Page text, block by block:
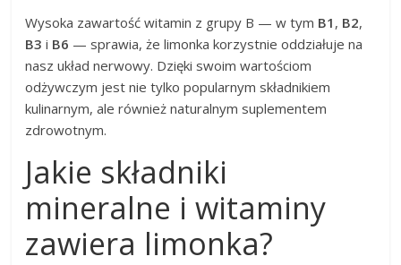
Wysoka zawartość witamin z grupy B — w tym B1 , B2,
B3 i B6 — sprawia, że limonka korzystnie oddziałuje na
nasz układ nerwowy. Dzięki swoim wartościom
odżywczym jest nie tylko popularnym składnikiem
kulinarnym, ale również naturalnym suplementem
zdrowotnym.
Jakie składniki
mineralne i witaminy
zawiera limonka?